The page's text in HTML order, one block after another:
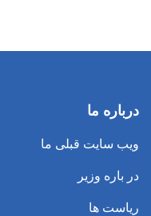
درباره ما
ویب سایت قبلی ما
در باره وزیر
ریاست ها